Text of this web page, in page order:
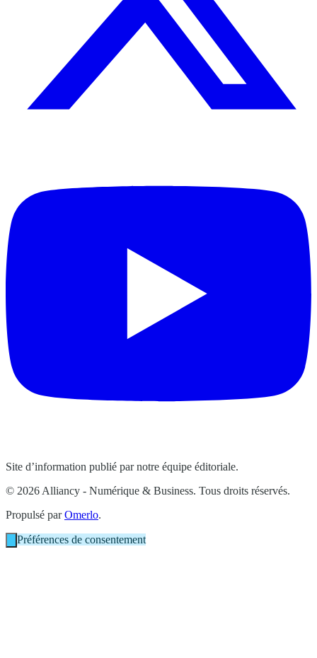
Site d’information publié par notre équipe éditoriale.
© 2026 Alliancy - Numérique & Business. Tous droits réservés.
Propulsé parOmerlo.
Préférences de consentement